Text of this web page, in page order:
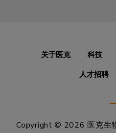
关于医克 科技
人才招聘
Copyright © 2026 医克生